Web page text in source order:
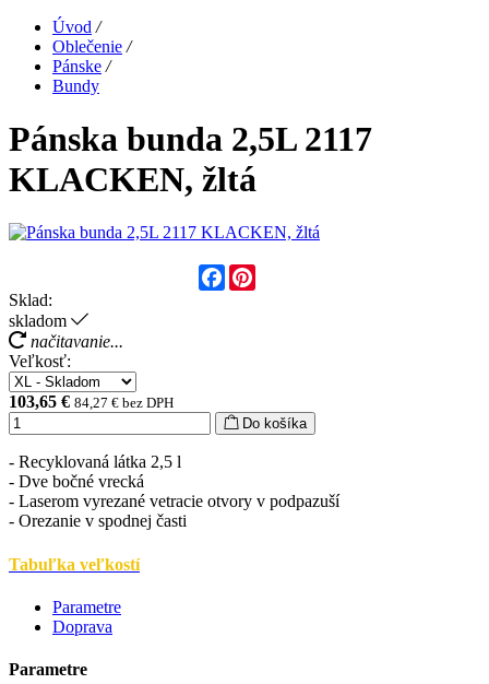
Úvod /
Oblečenie /
Pánske /
Bundy
Pánska bunda 2,5L 2117
KLACKEN, žltá
Facebook
Sklad:
skladom
načitavanie...
Veľkosť:
103,65 € 84,27 € bez DPH
Do košíka
- Recyklovaná látka 2,5 l
- Dve bočné vrecká
- Laserom vyrezané vetracie otvory v podpazuší
- Orezanie v spodnej časti
Tabuľka veľkostí
Parametre
Doprava
Parametre